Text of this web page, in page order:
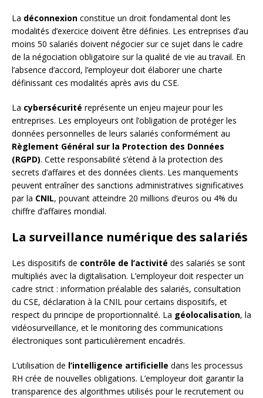
La déconnexion constitue un droit fondamental dont les
modalités d’exercice doivent être définies. Les entreprises d’au
moins 50 salariés doivent négocier sur ce sujet dans le cadre
de la négociation obligatoire sur la qualité de vie au travail. En
l’absence d’accord, l’employeur doit élaborer une charte
définissant ces modalités après avis du CSE.
La cybersécurité représente un enjeu majeur pour les
entreprises. Les employeurs ont l’obligation de protéger les
données personnelles de leurs salariés conformément au
Règlement Général sur la Protection des Données
(RGPD). Cette responsabilité s’étend à la protection des
secrets d’affaires et des données clients. Les manquements
peuvent entraîner des sanctions administratives significatives
par la CNIL, pouvant atteindre 20 millions d’euros ou 4% du
chiffre d’affaires mondial.
La surveillance numérique des salariés
Les dispositifs de contrôle de l’activité des salariés se sont
multipliés avec la digitalisation. L’employeur doit respecter un
cadre strict : information préalable des salariés, consultation
du CSE, déclaration à la CNIL pour certains dispositifs, et
respect du principe de proportionnalité. La géolocalisation, la
vidéosurveillance, et le monitoring des communications
électroniques sont particulièrement encadrés.
L’utilisation de l’intelligence artificielle dans les processus
RH crée de nouvelles obligations. L’employeur doit garantir la
transparence des algorithmes utilisés pour le recrutement ou